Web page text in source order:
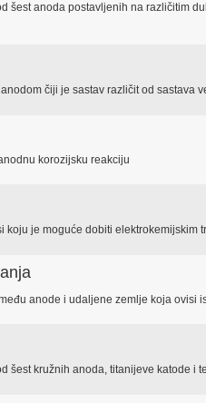
šest anoda postavljenih na različitim
čiji je sastav različit od sastava
korozijsku reakciju
koju je moguće dobiti elektrokemijskim
anode i udaljene zemlje koja ovisi
šest kružnih anoda, titanijeve katode i